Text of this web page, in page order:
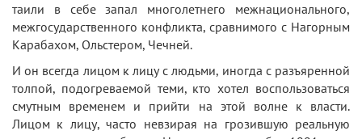
таили в себе запал многолетнего межнационального,
межгосударственного конфликта, сравнимого с Нагорным
Карабахом, Ольстером, Чечней.
И он всегда лицом к лицу с людьми, иногда с разъяренной
толпой, подогреваемой теми, кто хотел воспользоваться
смутным временем и прийти на этой волне к власти.
Лицом к лицу, часто невзирая на грозившую реальную